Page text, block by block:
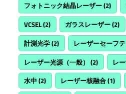
フォトニック結晶レーザー(2)
VCSEL(2) ガラスレーザー(2)
計測光学(2) レーザーセーフ
レーザー光源（一般） (2) レ
水中 (2) レーザー核融合(1)